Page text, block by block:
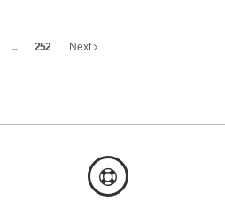
... 252 Next